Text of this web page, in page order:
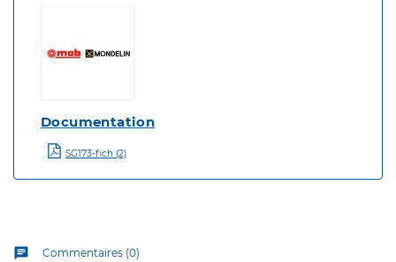
Documentation
SG173-fich (2)
chat Commentaires (0)